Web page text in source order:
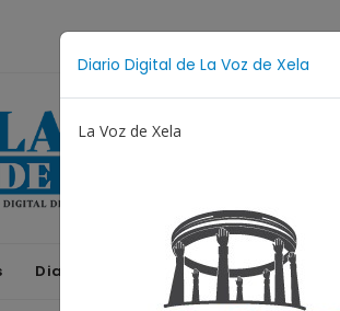
Diario Digital de La Voz de Xela
La Voz de Xela
Diario Digital Opiniones La